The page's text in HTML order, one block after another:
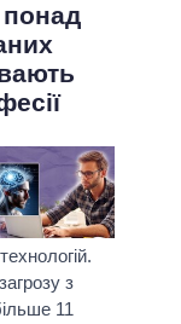
понад
з
11